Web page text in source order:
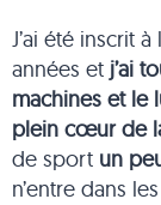
J’ai été inscrit
années et j’ai
machines et le
plein cœur de
de sport un
n’entre dans